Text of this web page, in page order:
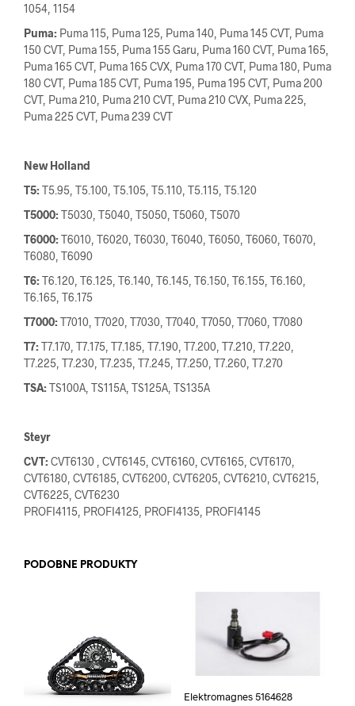
1054, 1154
Puma: Puma 115, Puma 125, Puma 140, Puma 145 CVT, Puma
150 CVT, Puma 155, Puma 155 Garu, Puma 160 CVT, Puma 165,
Puma 165 CVT, Puma 165 CVX, Puma 170 CVT, Puma 180, Puma
180 CVT, Puma 185 CVT, Puma 195, Puma 195 CVT, Puma 200
CVT, Puma 210, Puma 210 CVT, Puma 210 CVX, Puma 225,
Puma 225 CVT, Puma 239 CVT
New Holland
T5:T5.95, T5.100, T5.105, T5.110, T5.115, T5.120
T5000:T5030, T5040, T5050, T5060, T5070
T6000:T6010, T6020, T6030, T6040, T6050, T6060, T6070,
T6080, T6090
T6:T6.120, T6.125, T6.140, T6.145, T6.150, T6.155, T6.160,
T6.165, T6.175
T7000:T7010, T7020, T7030, T7040, T7050, T7060, T7080
T7:T7.170, T7.175, T7.185, T7.190, T7.200, T7.210, T7.220,
T7.225, T7.230, T7.235, T7.245, T7.250, T7.260, T7.270
TSA:TS100A, TS115A, TS125A, TS135A
Steyr
CVT:CVT6130 , CVT6145, CVT6160, CVT6165, CVT6170,
CVT6180, CVT6185, CVT6200, CVT6205, CVT6210, CVT6215,
CVT6225, CVT6230
PROFI4115, PROFI4125, PROFI4135, PROFI4145
PODOBNE PRODUKTY
Elektromagnes 5164628